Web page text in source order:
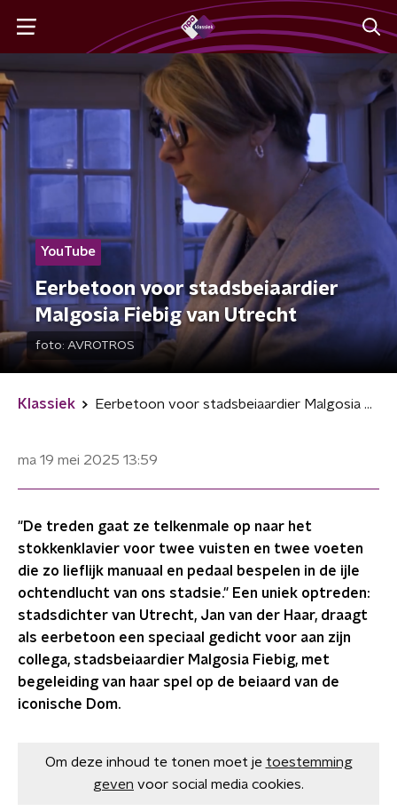
YouTube
Eerbetoon voor stadsbeiaardier
Malgosia Fiebig van Utrecht
foto: AVROTROS
Klassiek Eerbetoon voor stadsbeiaardier Malgosia Fiebig van Utrecht
ma 19 mei 2025 13:59
"De treden gaat ze telkenmale op naar het
stokkenklavier voor twee vuisten en twee voeten
die zo lieflijk manuaal en pedaal bespelen in de ijle
ochtendlucht van ons stadsie." Een uniek optreden:
stadsdichter van Utrecht, Jan van der Haar, draagt
als eerbetoon een speciaal gedicht voor aan zijn
collega, stadsbeiaardier Malgosia Fiebig, met
begeleiding van haar spel op de beiaard van de
iconische Dom.
Om deze inhoud te tonen moet je toestemming
geven voor social media cookies.